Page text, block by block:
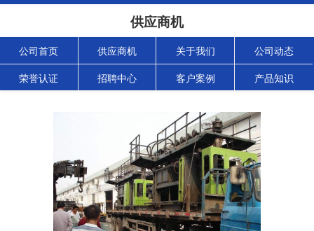
供应商机
公司首页 供应商机 关于我们 公司动态
荣誉认证 招聘中心 客户案例 产品知识